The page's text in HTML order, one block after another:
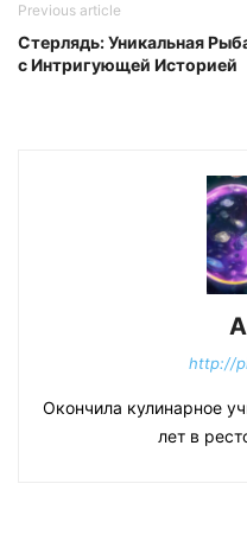
Previous article
Стерлядь: Уникальная
с Интригующей Историей
http://
Окончила кулинарное
лет в